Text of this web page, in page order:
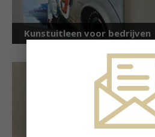
Kunstuitleen voor bedrijven